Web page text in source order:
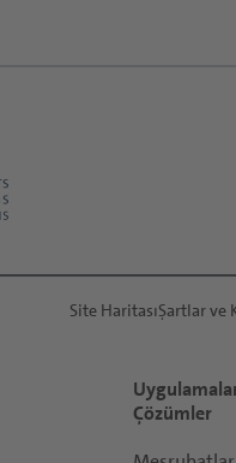
Site HaritasıŞartlar ve
Çözümler